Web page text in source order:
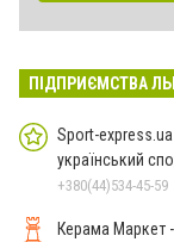
ПІДПРИЄМСТВА
Sport-
український
+380(44)534-45-59
Керама Маркет -